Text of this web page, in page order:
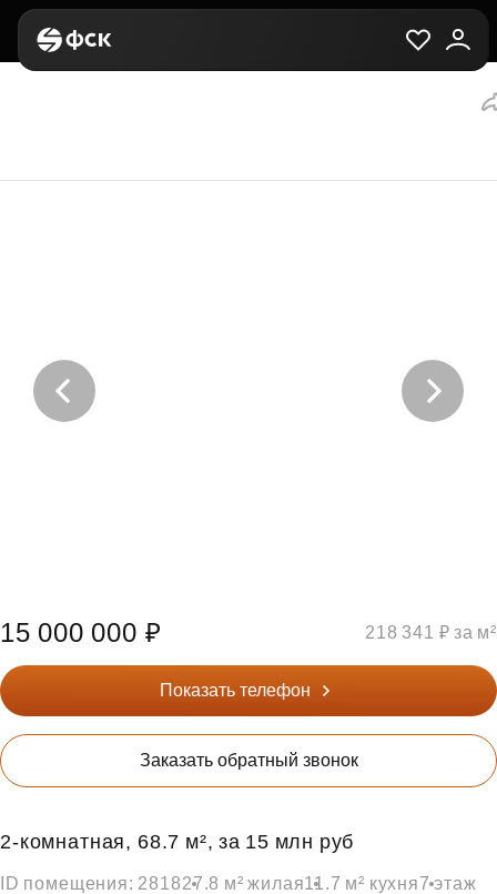
2-комнатная, 68.7
15 000 000 ₽ 218 341 ₽ за м²
Показать телефон
Заказать обратный звонок
2‑комнатная, 68.7 м², за 15 млн руб
ID помещения: 281827.8 м² жилая11.7 м² кухня7 этаж